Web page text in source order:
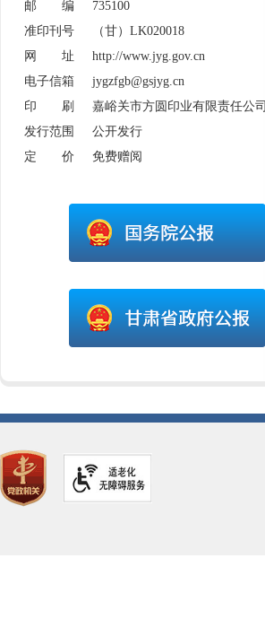
邮 编 735100
准印刊号 （甘）LK020018
网 址 http://www.jyg.gov.cn
电子信箱 jygzfgb@gsjyg.cn
印 刷 嘉峪关市方圆印业有限责任公司
发行范围 公开发行
定 价 免费赠阅